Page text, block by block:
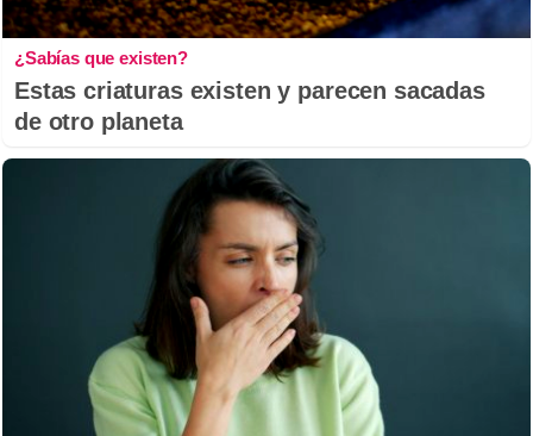
¿Sabías que existen?
Estas criaturas existen y parecen sacadas
de otro planeta